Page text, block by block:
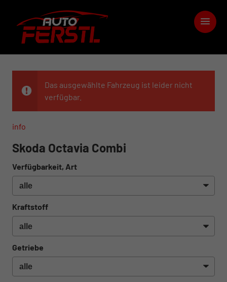
Das ausgewählte Fahrzeug ist leider nicht
verfügbar.
info
Skoda Octavia Combi
Verfügbarkeit, Art
Kraftstoff
Getriebe